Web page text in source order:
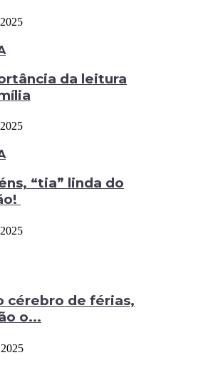
da leitura
“tia” linda do
cérebro de férias,
o...